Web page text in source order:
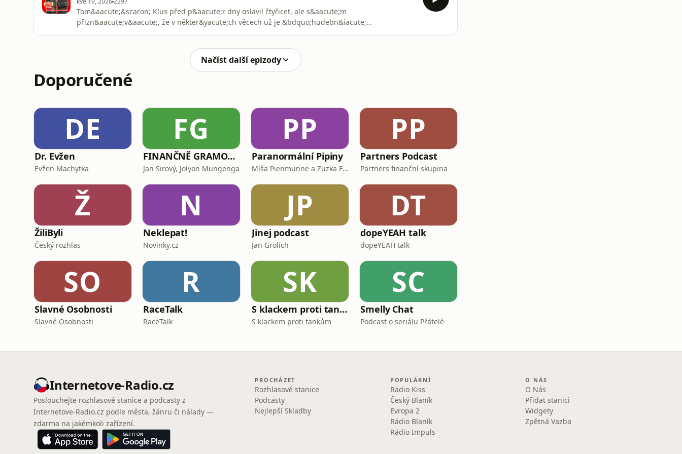
Tom&aacute;&scaron; Klus před p&aacute;r dny oslavil čtyřicet, ale s&aacute;m
přizn&aacute;v&aacute;, že v někter&yacute;ch věcech už je &bdquo;hudebn&iacute;
koncertech vysvětlovat svět. Vrac&iacute; se tak&ea
Načíst další epizody
Doporučené
DE
Dr. Evžen
Evžen Machytka
FG
FINANČNĚ GRAMOTNÍ
Jan Sirový, Jolyon Mungenga
PP
Paranormální Pipiny
Míša Pienmunne a Zuzka Fejfarová
PP
Partners Podcast
Partners finanční skupina
Ž
ŽiliByli
Český rozhlas
N
Neklepat!
Novinky.cz
JP
Jinej podcast
Jan Grolich
DT
dopeYEAH talk
dopeYEAH talk
SO
Slavné Osobnosti
Slavné Osobnosti
R
RaceTalk
RaceTalk
SK
S klackem proti tankům
S klackem proti tankům
SC
Smelly Chat
Podcast o seriálu Přátelé
Internetove-Radio.cz
Poslouchejte rozhlasové stanice a podcasty z
Internetove-Radio.cz podle města, žánru či nálady —
zdarma na jakémkoli zařízení.
PROCHÁZET
Rozhlasové stanice
Podcasty
Nejlepší Skladby
POPULÁRNÍ
Radio Kiss
Český Blaník
Evropa 2
Rádio Blaník
Rádio Impuls
O NÁS
O Nás
Přidat stanici
Widgety
Zpětná Vazba